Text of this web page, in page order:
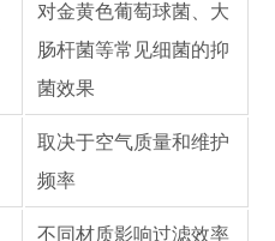
对金黄色葡萄球菌、大
肠杆菌等常见细菌的抑
菌效果
取决于空气质量和维护
频率
不同材质影响过滤效率